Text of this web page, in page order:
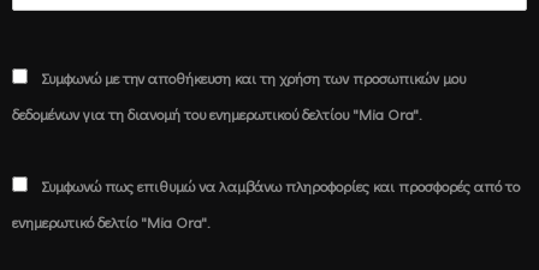
Συμφωνώ με την αποθήκευση και τη χρήση των προσωπικών μου
δεδομένων για τη διανομή του ενημερωτικού δελτίου "Mia Ora".
Συμφωνώ πως επιθυμώ να λαμβάνω πληροφορίες και προσφορές από το
ενημερωτικό δελτίο "Mia Ora".